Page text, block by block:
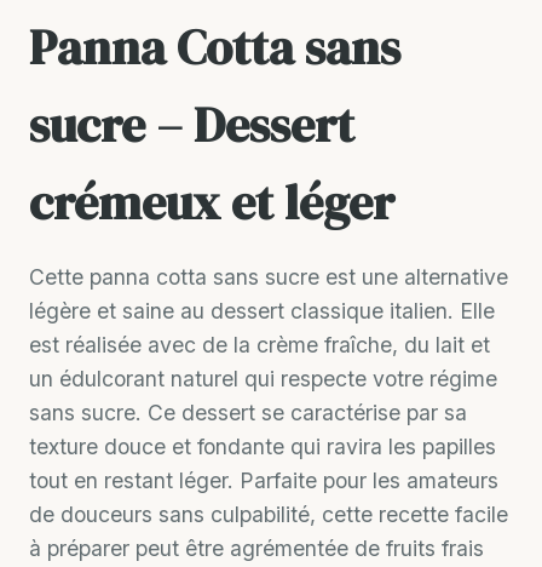
Panna Cotta sans
sucre – Dessert
crémeux et léger
Cette panna cotta sans sucre est une alternative
légère et saine au dessert classique italien. Elle
est réalisée avec de la crème fraîche, du lait et
un édulcorant naturel qui respecte votre régime
sans sucre. Ce dessert se caractérise par sa
texture douce et fondante qui ravira les papilles
tout en restant léger. Parfaite pour les amateurs
de douceurs sans culpabilité, cette recette facile
à préparer peut être agrémentée de fruits frais